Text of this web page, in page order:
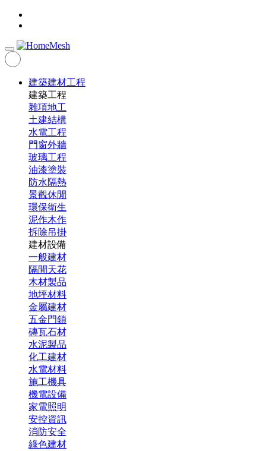
建築建材工程
建築工程
雜項地工
土建結構
水電工程
門窗外牆
玻璃工程
油漆塗裝
防水隔熱
景觀休閒
環保衛生
泥作木作
拆除吊掛
建材設備
一般建材
隔間天花
木材製品
地坪材料
金屬建材
五金門鎖
磚瓦石材
水泥製品
化工建材
水電材料
施工機具
機電設備
家電照明
安控資訊
消防安全
綠色建材